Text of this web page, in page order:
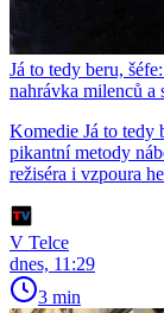
Já to tedy beru,
nahrávka milenců a
Komedie Já to tedy
pikantní metody
režiséra i vzpoura
V Telce
dnes, 11:29
3 min